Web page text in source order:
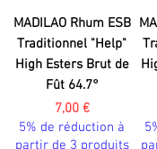
MADILAO Rhum ESB
Traditionnel "Help"
High Esters Brut de
Fût 64.7°
Prix
7,00 €
5% de réduction à
partir de 3 produits